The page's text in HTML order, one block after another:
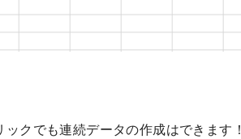
クでも連続データの作成はできます！